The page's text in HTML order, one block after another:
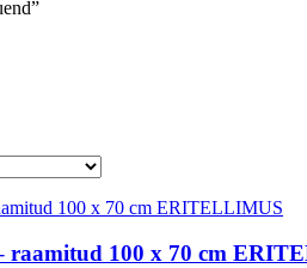
raamitud 100 x 70 cm